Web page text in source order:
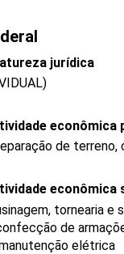
jurídica
econômica
de
econômica
tornearia e
de
elétrica